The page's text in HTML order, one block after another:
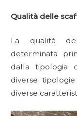
Qualità delle
La qualità
determinata
dalla tipologia
diverse
diverse